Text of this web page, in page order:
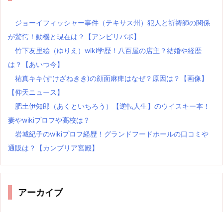
ジョーイフィッシャー事件（テキサス州）犯人と祈祷師の関係
が驚愕！動機と現在は？【アンビリバボ】
竹下友里絵（ゆりえ）wiki学歴！八百屋の店主？結婚や経歴
は？【あいつ今】
祐真キキ(すけざねきき)の顔面麻痺はなぜ？原因は？【画像】
【仰天ニュース】
肥土伊知郎（あくといちろう）【逆転人生】のウイスキー本！
妻やwikiプロフや高校は？
岩城紀子のwikiプロフ経歴！グランドフードホールの口コミや
通販は？【カンブリア宮殿】
アーカイブ